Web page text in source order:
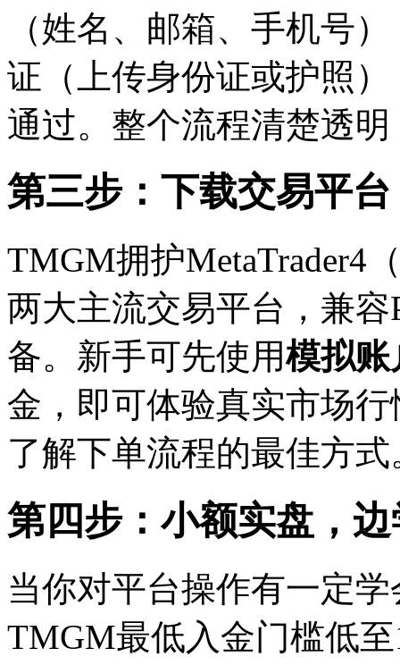
（姓名、邮箱、手机号
证（上传身份证或护照
通过。整个流程清楚透
第三步：下载交易平
TMGM拥护MetaTrader4
两大主流交易平台，兼容
备。新手可先使用模拟账
金，即可体验真实市场
了解下单流程的最佳方式
第四步：小额实盘，
当你对平台操作有一定
TMGM最低入金门槛低